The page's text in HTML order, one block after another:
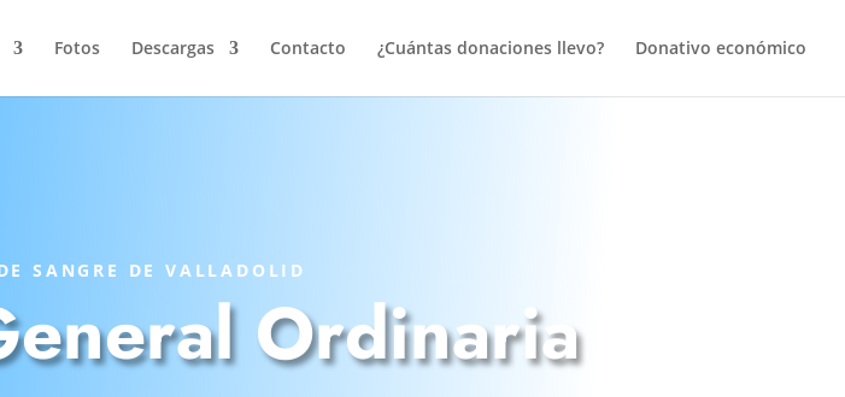
Fotos Descargas Contacto ¿Cuántas donaciones llevo? Donativo económico
SANGRE DE VALLADOLID
Ordinaria